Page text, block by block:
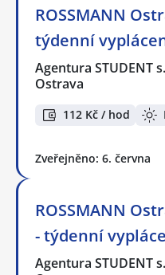
ROSSMANN
týdenní
Agentura STUDENT
Ostrava
112 Kč / hod
Zveřejněno: 6. června
ROSSMANN
- týdenní
Agentura STUDENT